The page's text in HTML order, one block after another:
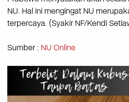
NU. Hal ini mengingat NU
terpercaya. (Syakir NF/Kendi
Sumber : NU Online